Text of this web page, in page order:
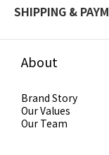
SHIPPING &
About
Brand Story
Our Values
Our Team